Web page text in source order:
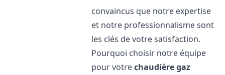
convaincus que notre expertise
et notre professionnalisme sont
les clés de votre satisfaction.
Pourquoi choisir notre équipe
pour votrechaudière gaz